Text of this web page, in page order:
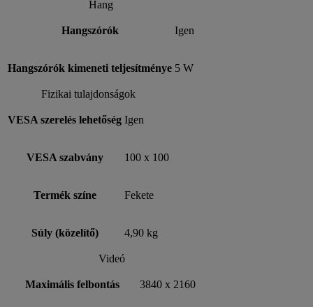
Hang
Hangszórók Igen
Hangszórók kimeneti teljesítménye 5 W
Fizikai tulajdonságok
VESA szerelés lehetőség Igen
VESA szabvány 100 x 100
Termék színe Fekete
Súly (közelítő) 4,90 kg
Videó
Maximális felbontás 3840 x 2160